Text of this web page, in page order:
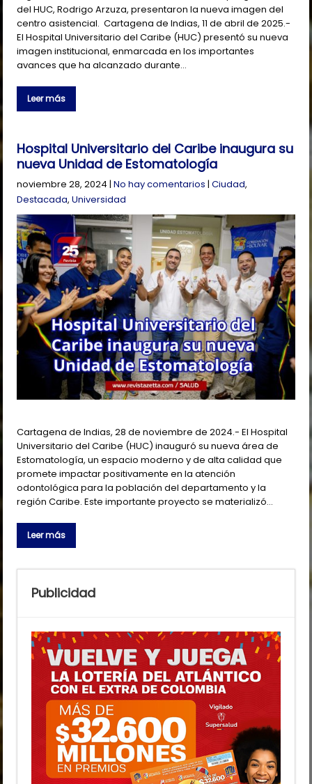
del HUC, Rodrigo Arzuza, presentaron la nueva imagen del
centro asistencial. Cartagena de Indias, 11 de abril de 2025.-
El Hospital Universitario del Caribe (HUC) presentó su nueva
imagen institucional, enmarcada en los importantes
avances que ha alcanzado durante…
Leer más
Hospital Universitario del Caribe inaugura su
nueva Unidad de Estomatología
noviembre 28, 2024 |No hay comentarios |Ciudad,
Destacada,Universidad
Cartagena de Indias, 28 de noviembre de 2024.- El Hospital
Universitario del Caribe (HUC) inauguró su nueva área de
Estomatología, un espacio moderno y de alta calidad que
promete impactar positivamente en la atención
odontológica para la población del departamento y la
región Caribe. Este importante proyecto se materializó…
Leer más
Publicidad